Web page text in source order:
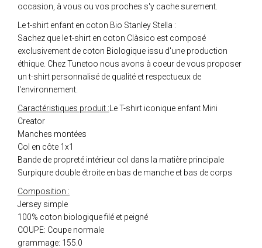
occasion, à vous ou vos proches s'y cache surement.
Le t-shirt enfant en coton Bio Stanley Stella :
Sachez que le t-shirt en coton Clàsico est composé
exclusivement de coton Biologique issu d'une production
éthique. Chez Tunetoo nous avons à coeur de vous proposer
un t-shirt personnalisé de qualité et respectueux de
l'environnement.
Caractéristiques produit : Le T-shirt iconique enfant Mini
Creator
Manches montées
Col en côte 1x1
Bande de propreté intérieur col dans la matière principale
Surpiqure double étroite en bas de manche et bas de corps
Composition :
Jersey simple
100% coton biologique filé et peigné
COUPE: Coupe normale
grammage: 155.0